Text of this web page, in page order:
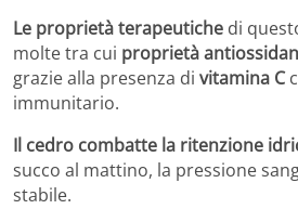
Le proprietà terapeutiche di
molte tra cui proprietà
grazie alla presenza di vitamina C
immunitario.
Il cedro combatte la ritenzione
succo al mattino, la pressione
stabile.